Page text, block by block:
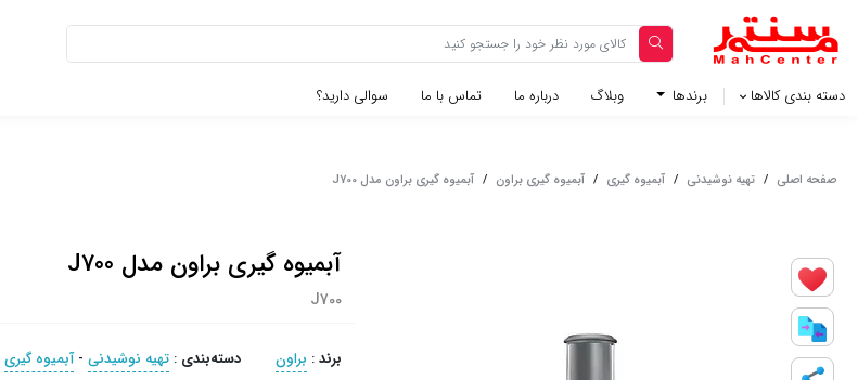
دسته بندی کالاها برندها وبلاگ‌ درباره ما تماس با ما سوالی دارید؟
صفحه اصلی / تهیه نوشیدنی / آبمیوه گیری / آبمیوه گیری براون / آبمیوه گیری براون مدل J700
آبمیوه گیری براون مدل J700
J700
برند: براون دسته‌بندی : تهیه نوشیدنی -آبمیوه گیری